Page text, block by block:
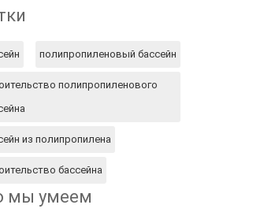
полипропиленовый бассейн
полипропиленового
из полипропилена
бассейна
мы умеем